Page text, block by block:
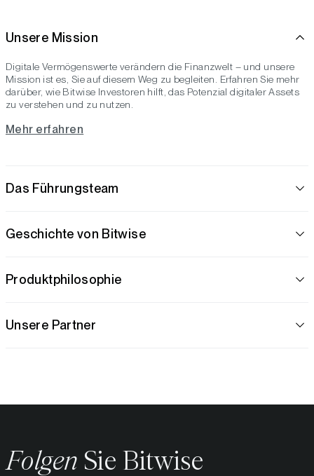
Unsere Mission
Digitale Vermögenswerte verändern die Finanzwelt – und unsere
Mission ist es, Sie auf diesem Weg zu begleiten. Erfahren Sie mehr
darüber, wie Bitwise Investoren hilft, das Potenzial digitaler Assets
zu verstehen und zu nutzen.
Mehr erfahren
Das Führungsteam
Geschichte von Bitwise
Produktphilosophie
Unsere Partner
Folgen Sie Bitwise